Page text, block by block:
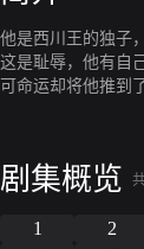
他是西川王的独子
这是耻辱，他有自
可命运却将他推到
自己的民族和信仰
剧集概览
1 2